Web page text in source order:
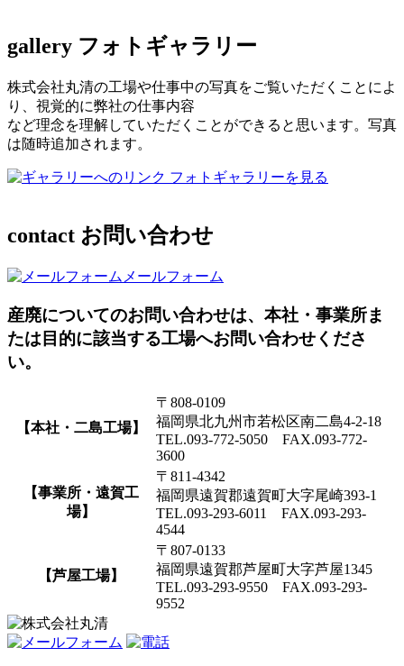
gallery フォトギャラリー
株式会社丸清の工場や仕事中の写真をご覧いただくことによ
り、視覚的に弊社の仕事内容
など理念を理解していただくことができると思います。写真
は随時追加されます。
フォトギャラリーを見る
contact お問い合わせ
メールフォーム
産廃についてのお問い合わせは、本社・事業所ま
たは目的に該当する工場へお問い合わせくださ
い。
【本社・二島工場】
〒808-0109
福岡県北九州市若松区南二島4-2-18
TEL.093-772-5050 FAX.093-772-
3600
【事業所・遠賀工
場】
〒811-4342
福岡県遠賀郡遠賀町大字尾崎393-1
TEL.093-293-6011 FAX.093-293-
4544
【芦屋工場】
〒807-0133
福岡県遠賀郡芦屋町大字芦屋1345
TEL.093-293-9550 FAX.093-293-
9552